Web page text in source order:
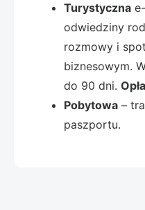
Turystyczna
odwiedziny
rozmowy i
biznesowym.
do 90 dni.
Pobytowa –
paszportu.